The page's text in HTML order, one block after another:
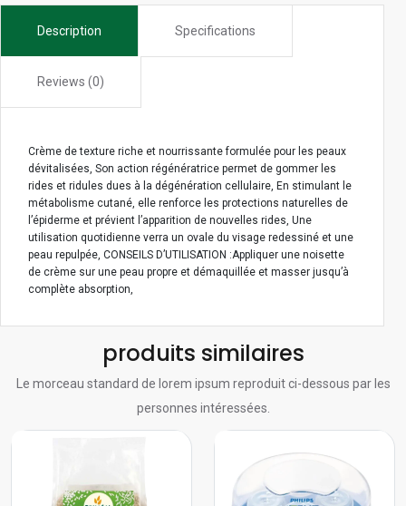
Description Specifications
Reviews (0)
Crème de texture riche et nourrissante formulée pour les peaux
dévitalisées, Son action régénératrice permet de gommer les
rides et ridules dues à la dégénération cellulaire, En stimulant le
métabolisme cutané, elle renforce les protections naturelles de
l’épiderme et prévient l’apparition de nouvelles rides, Une
utilisation quotidienne verra un ovale du visage redessiné et une
peau repulpée, CONSEILS D’UTILISATION :Appliquer une noisette
de crème sur une peau propre et démaquillée et masser jusqu’à
complète absorption,
produits similaires
Le morceau standard de lorem ipsum reproduit ci-dessous par les
personnes intéressées.